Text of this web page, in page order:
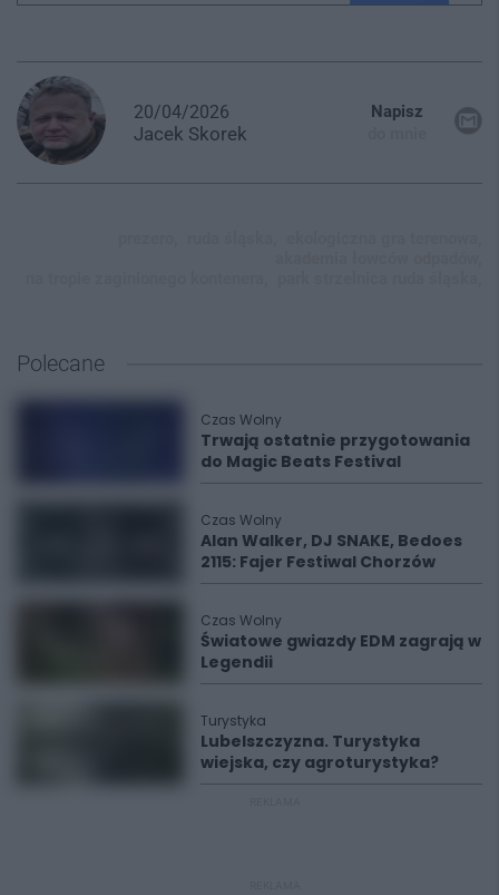
20/04/2026
Jacek Skorek
Napisz
Polecane
Czas Wolny
Trwają ostatnie przygotowania
do Magic Beats Festival
Czas Wolny
Alan Walker, DJ SNAKE, Bedoes
2115: Fajer Festiwal Chorzów
Czas Wolny
Światowe gwiazdy EDM zagrają w
Legendii
Turystyka
Lubelszczyzna. Turystyka
wiejska, czy agroturystyka?